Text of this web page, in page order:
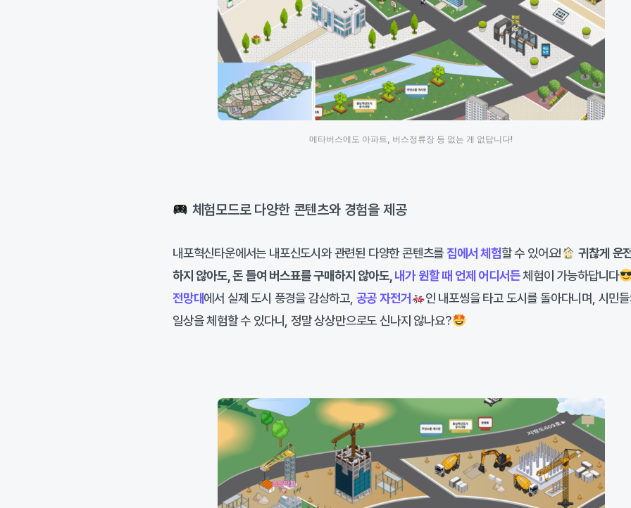
메타버스에도 아파트, 버스정류장 등 없는 게 없답니다!
체험모드로 다양한 콘텐츠와 경험을 제공
내포혁신타운에서는 내포신도시와 관련된 다양한 콘텐츠를 집에서 체험할 수 있어요!
귀찮게 운
하지 않아도, 돈 들여 버스표를 구매하지 않아도, 내가 원할 때 언제 어디서든체험이 가능하답니다
전망대에서 실제 도시 풍경을 감상하고, 공공 자전거
인 내포씽을 타고 도시를 돌아다니며, 시민들
일상을 체험할 수 있다니, 정말 상상만으로도 신나지 않나요?